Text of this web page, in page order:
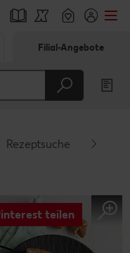
Filial-Angebote
Rezeptsuche
teilen